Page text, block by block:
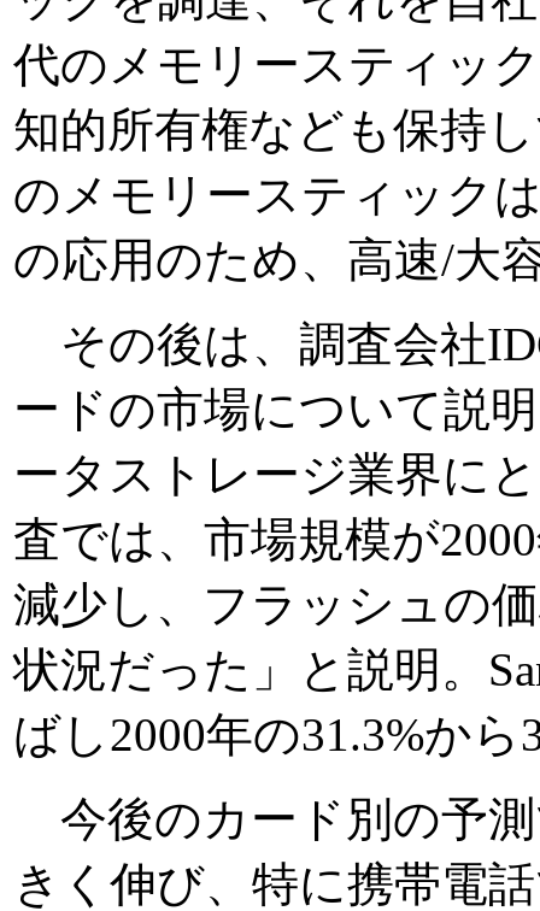
代のメモリースティッ
知的所有権なども保持
のメモリースティック
の応用のため、高速/大
その後は、調査会社
ードの市場について説
ータストレージ業界に
査では、市場規模が
減少し、フラッシュの
状況だった」と説明。
ばし2000年の31.3%か
今後のカード別の予
きく伸び、特に携帯電